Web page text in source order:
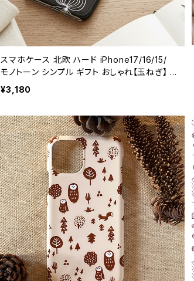
スマホケース 北欧 ハード iPhone17/16/15/
モノトーン シンプル ギフト おしゃれ【玉ねぎ】 h
ardcase
¥3,180